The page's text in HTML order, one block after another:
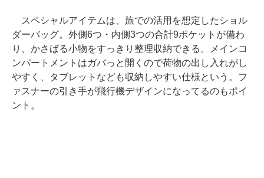
スペシャルアイテムは、旅での活用を想定したショル
ダーバッグ。外側6つ・内側3つの合計9ポケットが備わ
り、かさばる小物をすっきり整理収納できる。メインコ
ンパートメントはガバっと開くので荷物の出し入れがし
やすく、タブレットなども収納しやすい仕様という。フ
ァスナーの引き手が飛行機デザインになってるのもポイ
ント。